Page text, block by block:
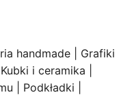
handmade | Grafiki
i ceramika |
| Podkładki |